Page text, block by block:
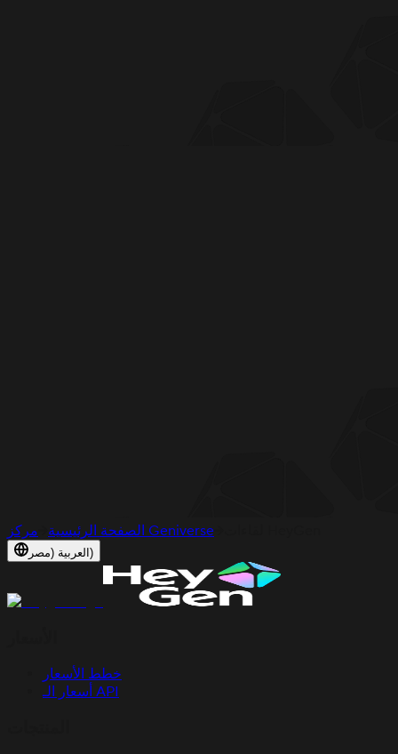
الصفحة الرئيسية مركز Geniverse
العربية (مصر)
خطط الأسعار
أسعار الـ API